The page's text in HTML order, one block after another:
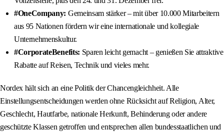
#OneCompany: Gemeinsam stärker – mit über 10.000 Mitarbeitern
aus 95 Nationen fördern wir eine internationale und kollegiale
Unternehmenskultur.
#CorporateBenefits: Sparen leicht gemacht – genießen Sie attraktive
Rabatte auf Reisen, Technik und vieles mehr.
Nordex hält sich an eine Politik der Chancengleichheit. Alle
Einstellungsentscheidungen werden ohne Rücksicht auf Religion, Alter,
Geschlecht, Hautfarbe, nationale Herkunft, Behinderung oder andere
geschützte Klassen getroffen und entsprechen allen bundesstaatlichen und